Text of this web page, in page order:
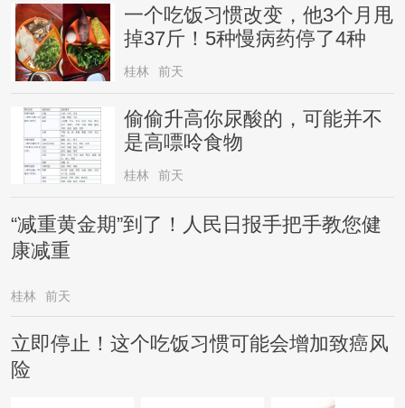
一个吃饭习惯改变，他3个月甩
掉37斤！5种慢病药停了4种
桂林 前天
偷偷升高你尿酸的，可能并不
是高嘌呤食物
桂林 前天
“减重黄金期”到了！人民日报手把手教您健
康减重
桂林 前天
立即停止！这个吃饭习惯可能会增加致癌风
险